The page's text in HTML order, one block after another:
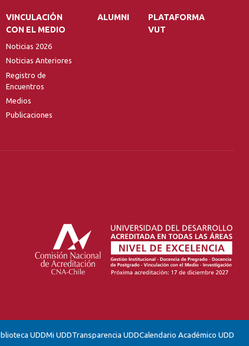
VINCULACIÓN
CON EL MEDIO
Noticias 2026
Noticias Anteriores
Registro de
Encuentros
Medios
Publicaciones
ALUMNI
PLATAFORMA
VUT
UDDMi UDDTransparencia UDDCalendario Académico UDD